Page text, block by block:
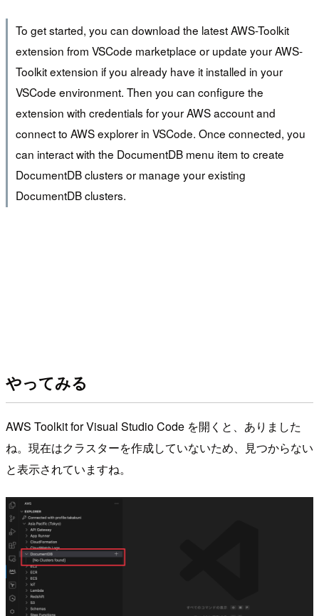
To get started, you can download the latest AWS-Toolkit
extension from VSCode marketplace or update your AWS-
Toolkit extension if you already have it installed in your
VSCode environment. Then you can configure the
extension with credentials for your AWS account and
connect to AWS explorer in VSCode. Once connected, you
can interact with the DocumentDB menu item to create
DocumentDB clusters or manage your existing
DocumentDB clusters.
やってみる
AWS Toolkit for Visual Studio Code を開くと、ありました
ね。現在はクラスターを作成していないため、見つからない
と表示されていますね。